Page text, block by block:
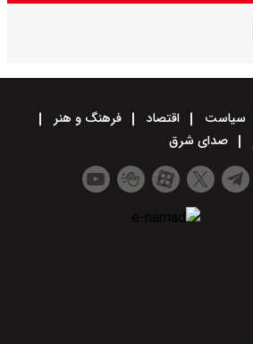
سیاست اقتصاد
فرهنگ و هنر
صدای شرق